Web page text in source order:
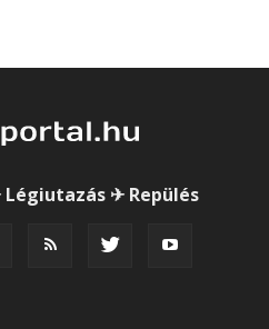
✈ Repülés